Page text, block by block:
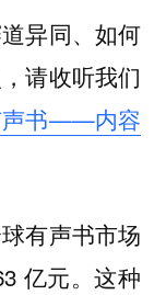
异同、如何
请收听我们
声书——内容
有声书市场
亿元。这种